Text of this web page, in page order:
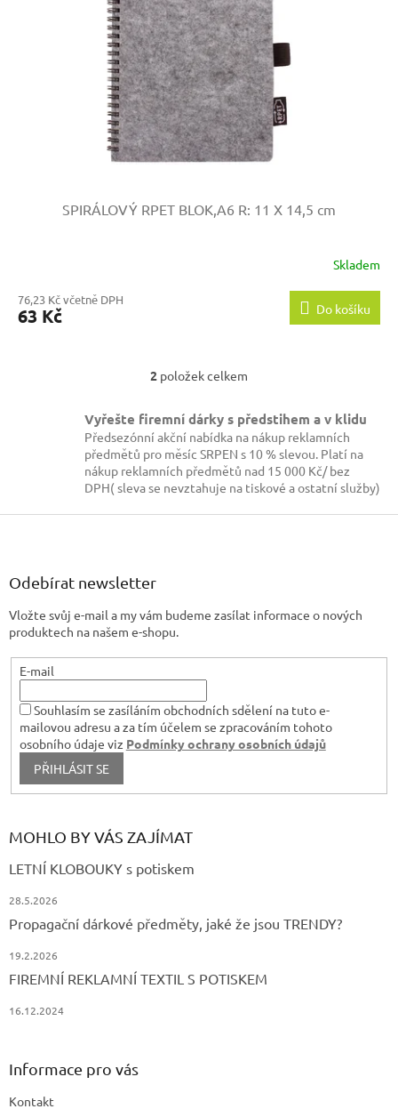
SPIRÁLOVÝ RPET BLOK,A6 R: 11 X 14,5 cm
Skladem
76,23 Kč včetně DPH
63 Kč Do košíku
O
l
á
d
a
c
p
ý
i
u
2 položek celkem
Vyřešte firemní dárky s předstihem a v klidu
Předsezónní akční nabídka na nákup reklamních
předmětů pro měsíc SRPEN s 10 % slevou. Platí na
nákup reklamních předmětů nad 15 000 Kč/ bez
DPH( sleva se nevztahuje na tiskové a ostatní služby)
Z
Odebírat newsletter
Vložte svůj e-mail a my vám budeme zasílat informace o nových
produktech na našem e-shopu.
E-mail
Souhlasím se zasíláním obchodních sdělení na tuto e-
mailovou adresu a za tím účelem se zpracováním tohoto
osobního údaje viz Podmínky ochrany osobních údajů
PŘIHLÁSIT SE
MOHLO BY VÁS ZAJÍMAT
LETNÍ KLOBOUKY s potiskem
28.5.2026
Propagační dárkové předměty, jaké že jsou TRENDY?
19.2.2026
FIREMNÍ REKLAMNÍ TEXTIL S POTISKEM
16.12.2024
Informace pro vás
Kontakt